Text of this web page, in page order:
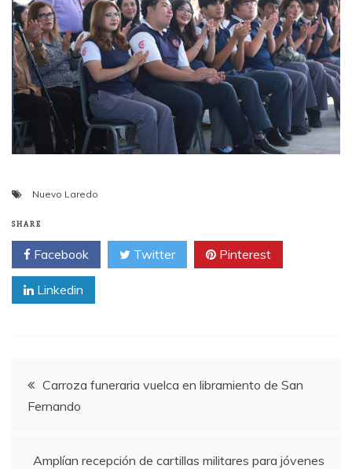
Nuevo Laredo
SHARE
Facebook Twitter Pinterest
Linkedin
Post
navigation
Carroza funeraria vuelca en libramiento de San
Fernando
Amplían recepción de cartillas militares para jóvenes